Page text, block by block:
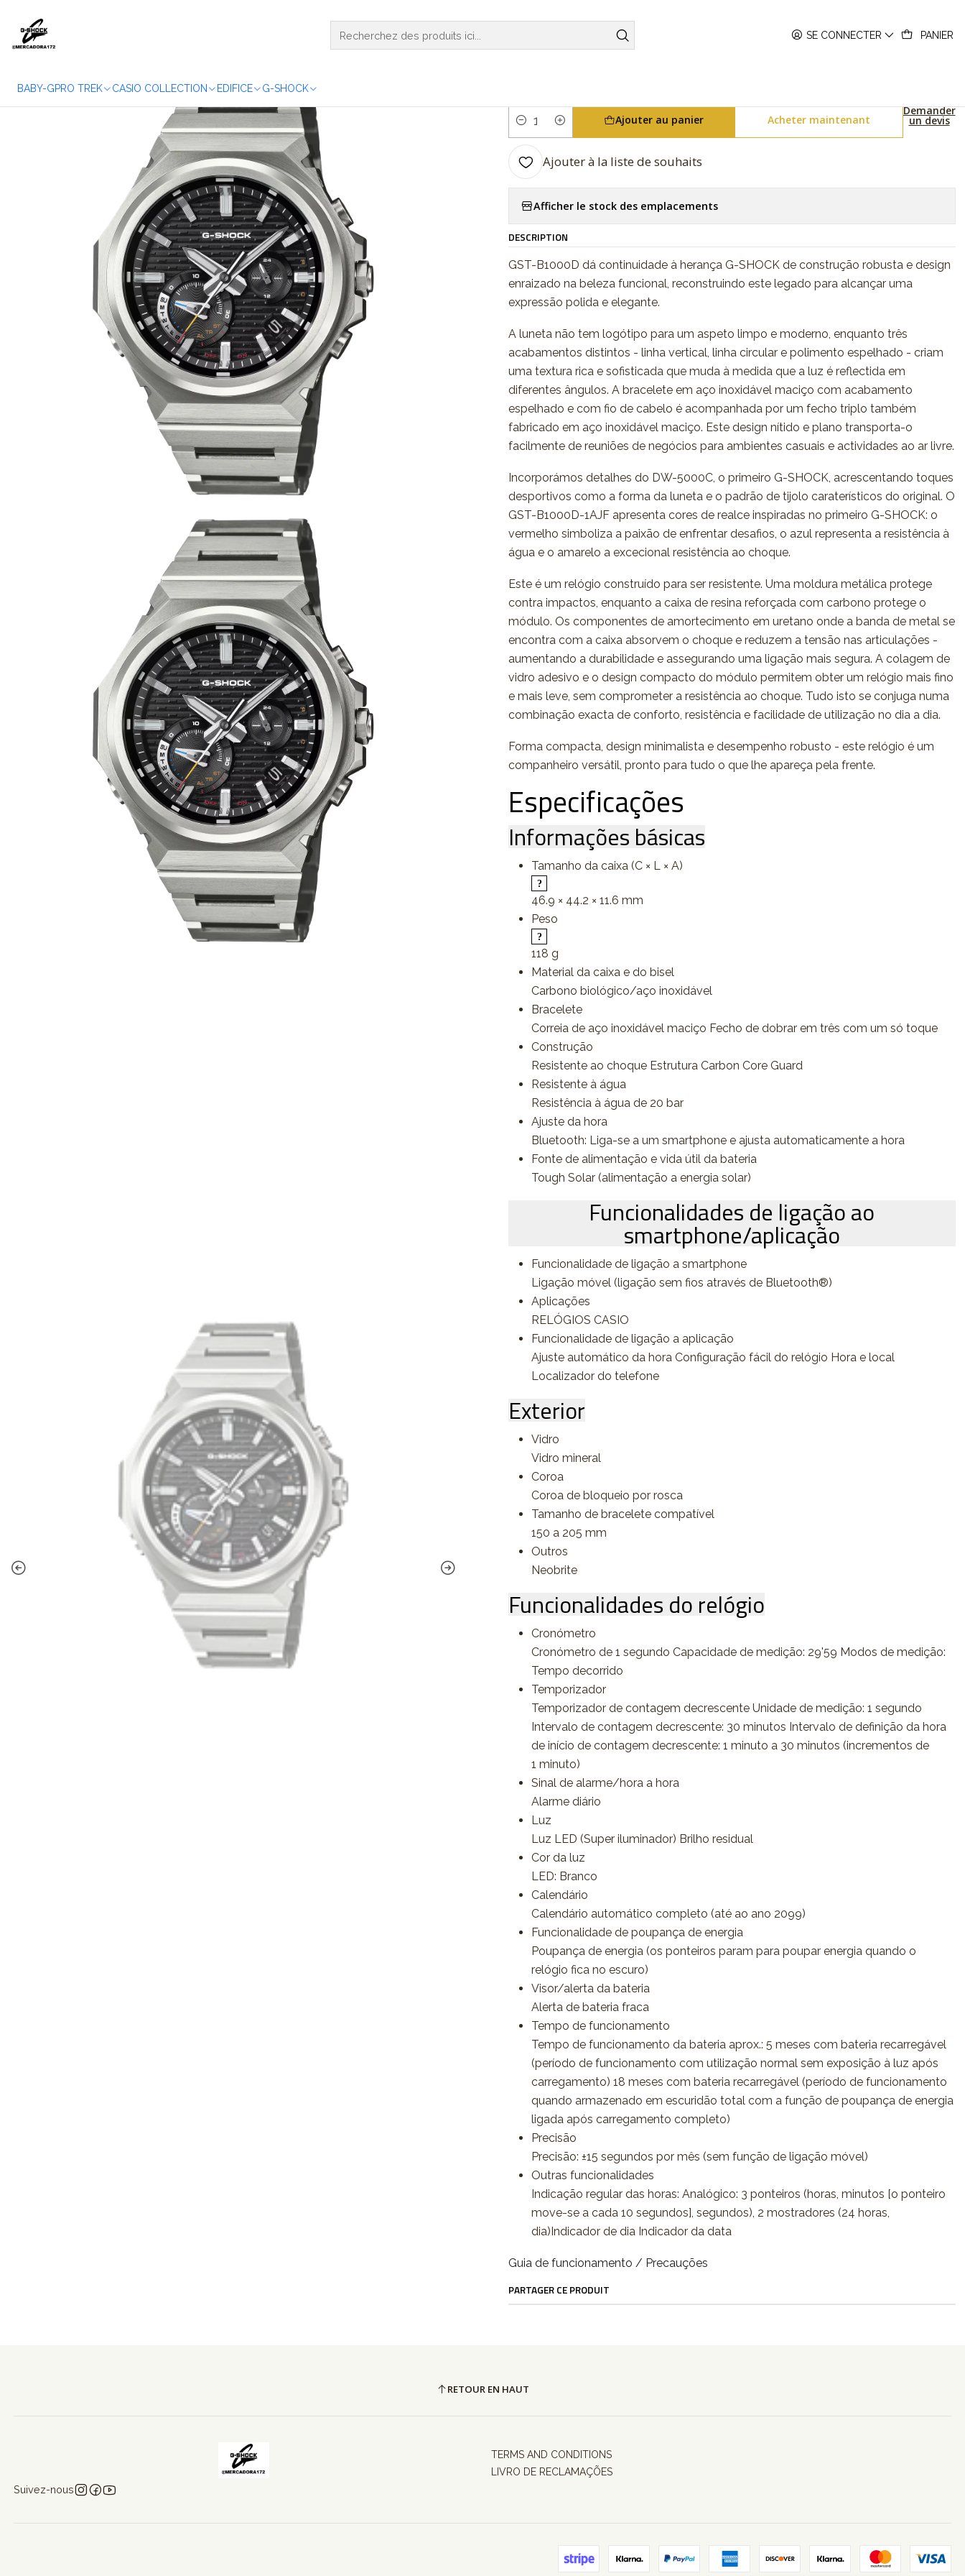
SE CONNECTER PANIER
BABY-GPRO TREK CASIO COLLECTION EDIFICE G-SHOCK
Quantité
Ajouter au panier Acheter maintenant
Demander
un devis
Ajouter à la liste de souhaits
Afficher le stock des emplacements
DESCRIPTION
GST-B1000D dá continuidade à herança G-SHOCK de construção robusta e design
enraizado na beleza funcional, reconstruindo este legado para alcançar uma
expressão polida e elegante.
A luneta não tem logótipo para um aspeto limpo e moderno, enquanto três
acabamentos distintos - linha vertical, linha circular e polimento espelhado - criam
uma textura rica e sofisticada que muda à medida que a luz é reflectida em
diferentes ângulos. A bracelete em aço inoxidável maciço com acabamento
espelhado e com fio de cabelo é acompanhada por um fecho triplo também
fabricado em aço inoxidável maciço. Este design nítido e plano transporta-o
facilmente de reuniões de negócios para ambientes casuais e actividades ao ar livre.
Incorporámos detalhes do DW-5000C, o primeiro G-SHOCK, acrescentando toques
desportivos como a forma da luneta e o padrão de tijolo caraterísticos do original. O
GST-B1000D-1AJF apresenta cores de realce inspiradas no primeiro G-SHOCK: o
vermelho simboliza a paixão de enfrentar desafios, o azul representa a resistência à
água e o amarelo a excecional resistência ao choque.
Este é um relógio construído para ser resistente. Uma moldura metálica protege
contra impactos, enquanto a caixa de resina reforçada com carbono protege o
módulo. Os componentes de amortecimento em uretano onde a banda de metal se
encontra com a caixa absorvem o choque e reduzem a tensão nas articulações -
aumentando a durabilidade e assegurando uma ligação mais segura. A colagem de
vidro adesivo e o design compacto do módulo permitem obter um relógio mais fino
e mais leve, sem comprometer a resistência ao choque. Tudo isto se conjuga numa
combinação exacta de conforto, resistência e facilidade de utilização no dia a dia.
Forma compacta, design minimalista e desempenho robusto - este relógio é um
companheiro versátil, pronto para tudo o que lhe apareça pela frente.
Especificações
Informações básicas
Tamanho da caixa (C × L × A)
46.9 × 44.2 × 11.6 mm
Peso
118 g
Material da caixa e do bisel
Carbono biológico/aço inoxidável
Bracelete
Correia de aço inoxidável maciço Fecho de dobrar em três com um só toque
Construção
Resistente ao choque Estrutura Carbon Core Guard
Resistente à água
Resistência à água de 20 bar
Ajuste da hora
Bluetooth: Liga-se a um smartphone e ajusta automaticamente a hora
Fonte de alimentação e vida útil da bateria
Tough Solar (alimentação a energia solar)
Funcionalidades de ligação ao
smartphone/aplicação
Funcionalidade de ligação a smartphone
Ligação móvel (ligação sem fios através de Bluetooth®)
Aplicações
RELÓGIOS CASIO
Funcionalidade de ligação a aplicação
Ajuste automático da hora Configuração fácil do relógio Hora e local
Localizador do telefone
Exterior
Vidro
Vidro mineral
Coroa
Coroa de bloqueio por rosca
Tamanho de bracelete compatível
150 a 205 mm
Outros
Neobrite
Funcionalidades do relógio
Cronómetro
Cronómetro de 1 segundo Capacidade de medição: 29'59 Modos de medição:
Tempo decorrido
Temporizador
Temporizador de contagem decrescente Unidade de medição: 1 segundo
Intervalo de contagem decrescente: 30 minutos Intervalo de definição da hora
de início de contagem decrescente: 1 minuto a 30 minutos (incrementos de
1 minuto)
Sinal de alarme/hora a hora
Alarme diário
Luz
Luz LED (Super iluminador) Brilho residual
Cor da luz
LED: Branco
Calendário
Calendário automático completo (até ao ano 2099)
Funcionalidade de poupança de energia
Poupança de energia (os ponteiros param para poupar energia quando o
relógio fica no escuro)
Visor/alerta da bateria
Alerta de bateria fraca
Tempo de funcionamento
Tempo de funcionamento da bateria aprox.: 5 meses com bateria recarregável
(período de funcionamento com utilização normal sem exposição à luz após
carregamento) 18 meses com bateria recarregável (período de funcionamento
quando armazenado em escuridão total com a função de poupança de energia
ligada após carregamento completo)
Precisão
Precisão: ±15 segundos por mês (sem função de ligação móvel)
Outras funcionalidades
Indicação regular das horas: Analógico: 3 ponteiros (horas, minutos [o ponteiro
move-se a cada 10 segundos], segundos), 2 mostradores (24 horas,
dia)Indicador de dia Indicador da data
Guia de funcionamento / Precauções
PARTAGER CE PRODUIT
RETOUR EN HAUT
Suivez-nous
TERMS AND CONDITIONS
LIVRO DE RECLAMAÇÕES